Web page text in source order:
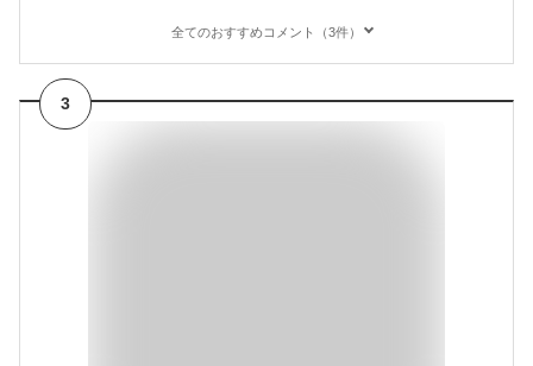
全てのおすすめコメント（3件）
3